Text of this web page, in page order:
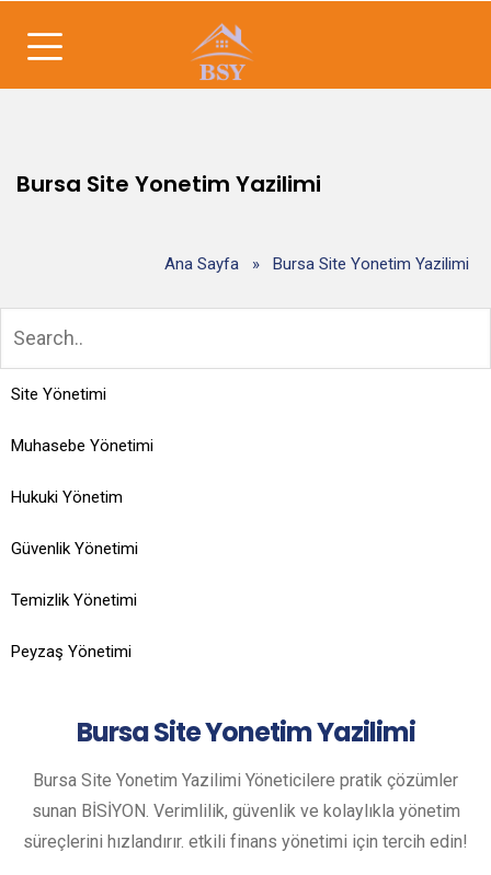
Bursa Site Yonetim Yazilimi
Ana Sayfa » Bursa Site Yonetim Yazilimi
Site Yönetimi
Muhasebe Yönetimi
Hukuki Yönetim
Güvenlik Yönetimi
Temizlik Yönetimi
Peyzaş Yönetimi
BursaSite Yonetim Yazilimi
Bursa Site Yonetim Yazilimi Yöneticilere pratik çözümler
sunan BİSİYON. Verimlilik, güvenlik ve kolaylıkla yönetim
süreçlerini hızlandırır. etkili finans yönetimi için tercih edin!